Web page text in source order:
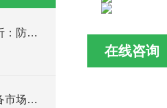
不锈钢潜水推流器优势解析：防腐耐用污水处理设备
潜水搅拌机在污水处理设备市场的发展及产品优势
在线咨询